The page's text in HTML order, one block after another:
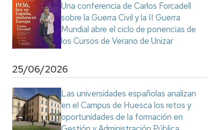
Una conferencia de Carlos Forcadell
sobre la Guerra Civil y la II Guerra
Mundial abre el ciclo de ponencias de
los Cursos de Verano de Unizar
25/06/2026
Las universidades españolas analizan
en el Campus de Huesca los retos y
oportunidades de la formación en